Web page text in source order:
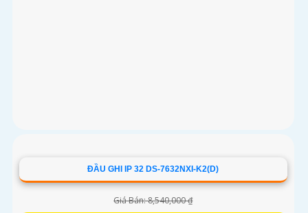
ĐẦU GHI IP 32 DS-7632NXI-K2(D)
Giá Bán: 8,540,000 ₫